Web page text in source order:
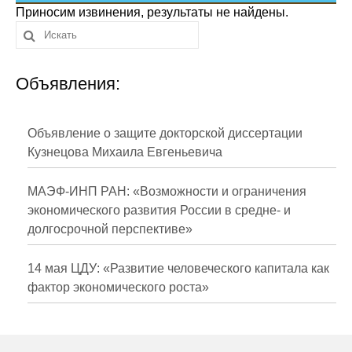
Сотрудники
Отчетность
Противодействие коррупции
Публикации
Научная жизнь
Издания
Проблемы прогнозирования
О журнале
Приносим извинения, результаты не найдены.
Объявления:
Объявление о защите докторской диссертации
Кузнецова Михаила Евгеньевича
МАЭФ-ИНП РАН: «Возможности и ограничения
экономического развития России в средне- и
долгосрочной перспективе»
14 мая ЦДУ: «Развитие человеческого капитала как
фактор экономического роста»